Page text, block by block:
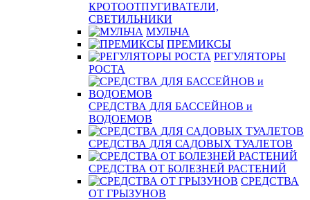
КРОТООТПУГИВАТЕЛИ,
СВЕТИЛЬНИКИ
МУЛЬЧА
ПРЕМИКСЫ
РЕГУЛЯТОРЫ
РОСТА
СРЕДСТВА ДЛЯ БАССЕЙНОВ и
ВОДОЕМОВ
СРЕДСТВА ДЛЯ САДОВЫХ ТУАЛЕТОВ
СРЕДСТВА ОТ БОЛЕЗНЕЙ РАСТЕНИЙ
СРЕДСТВА
ОТ ГРЫЗУНОВ